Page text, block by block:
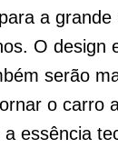
a grande
O design
serão
o carro
essência